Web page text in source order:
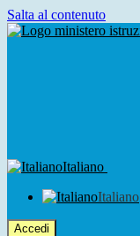
Salta al contenuto
Italiano
Italiano
Accedi